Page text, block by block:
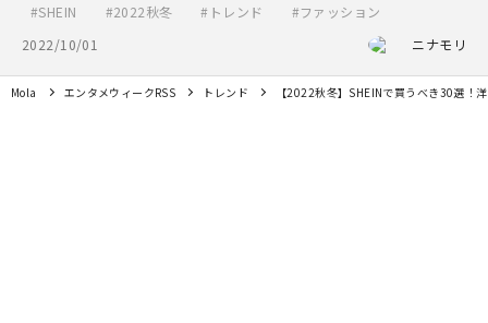
SHEIN 2022秋冬 トレンド
ファッション
2022/10/01
ニナモリ
Mola エンタメウィークRSS トレンド 【2022秋冬】SHEINで買うべき30選